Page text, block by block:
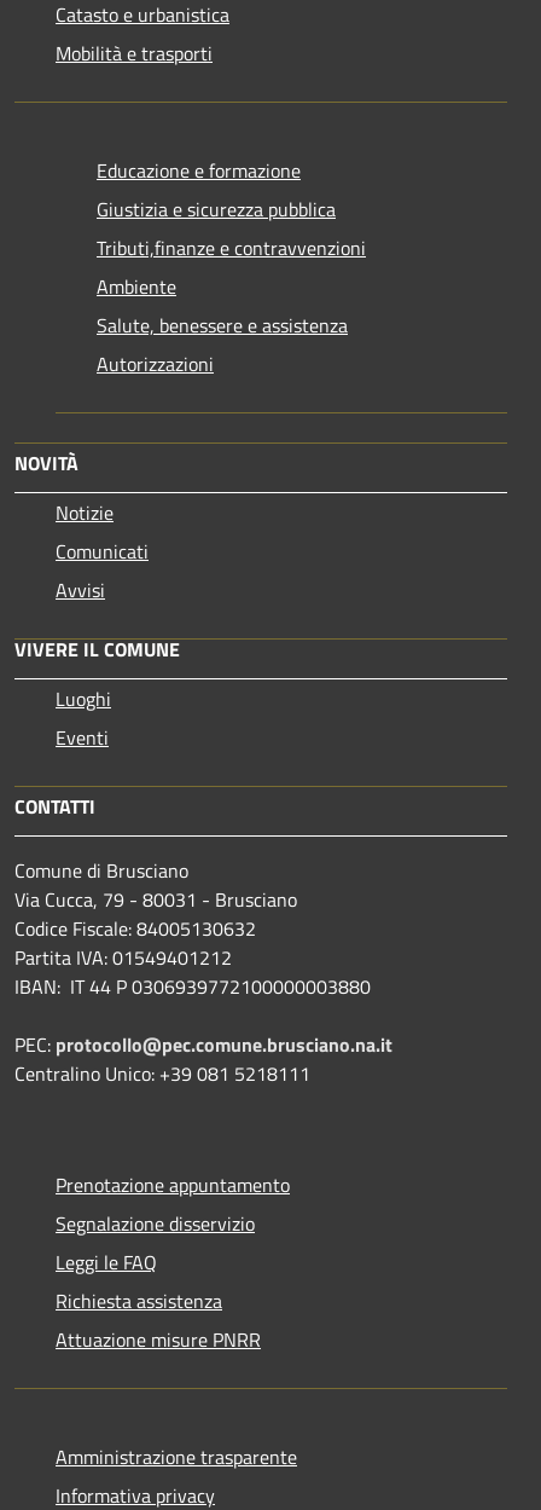
Catasto e urbanistica
Mobilità e trasporti
Educazione e formazione
Giustizia e sicurezza pubblica
Tributi,finanze e contravvenzioni
Ambiente
Salute, benessere e assistenza
Autorizzazioni
NOVITÀ
Notizie
Comunicati
Avvisi
VIVERE IL COMUNE
Luoghi
Eventi
CONTATTI
Comune di Brusciano
Via Cucca, 79 - 80031 - Brusciano
Codice Fiscale: 84005130632
Partita IVA: 01549401212
IBAN: IT 44 P 0306939772100000003880
PEC: protocollo@pec.comune.brusciano.na.it
Centralino Unico: +39 081 5218111
Prenotazione appuntamento
Segnalazione disservizio
Leggi le FAQ
Richiesta assistenza
Attuazione misure PNRR
Amministrazione trasparente
Informativa privacy